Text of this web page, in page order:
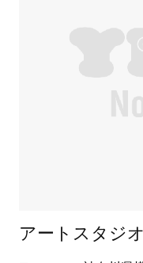
アートスタジ